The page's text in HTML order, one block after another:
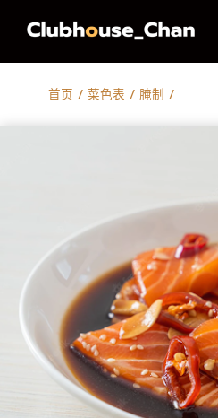
首页 / 菜色表 / 腌制 /